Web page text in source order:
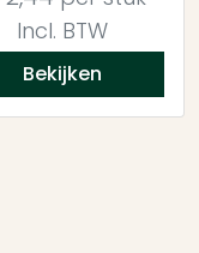
Incl. BTW
Bekijken